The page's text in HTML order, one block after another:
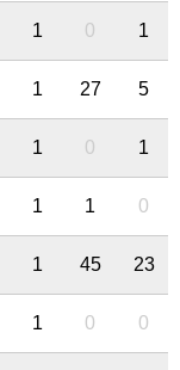
1 0 1
1 27 5
1 0 1
1 1 0
1 45 23
1 0 0